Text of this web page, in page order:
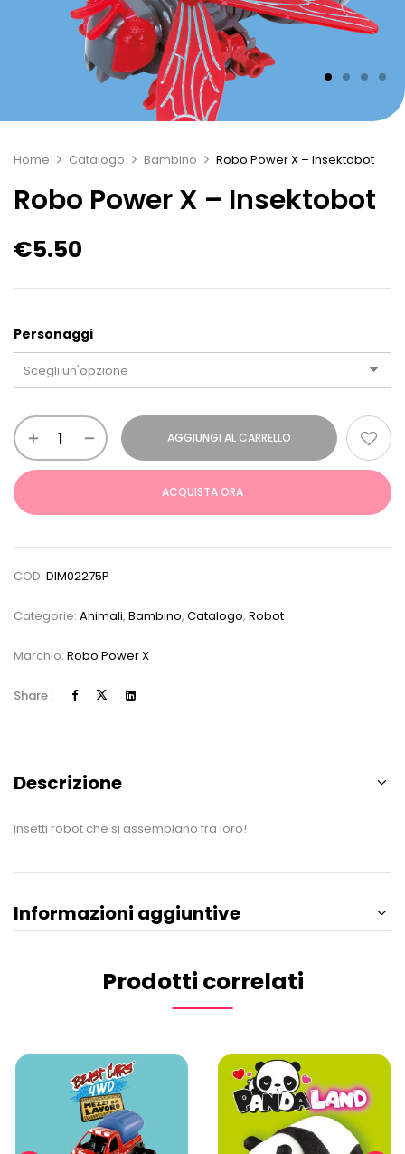
Home Catalogo Bambino Robo Power X – Insektobot
Robo Power X – Insektobot
€5.50
Personaggi
AGGIUNGI AL CARRELLO
ACQUISTA ORA
COD: DIM02275P
Categorie: Animali, Bambino, Catalogo, Robot
Marchio: Robo Power X
Share :
Descrizione
Insetti robot che si assemblano fra loro!
Informazioni aggiuntive
Prodotti correlati